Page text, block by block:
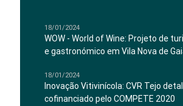
18/01/2024
WOW - World of Wine: Projeto de
e gastronómico em Vila Nova de
18/01/2024
Inovação Vitivinícola: CVR Tejo
cofinanciado pelo COMPETE 2020